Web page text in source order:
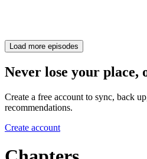
Load more episodes
Never lose your place,
Create a free account to sync, back
recommendations.
Create account